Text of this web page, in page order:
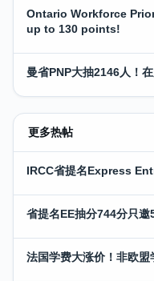
Ontario Workforce
up to 130 points!
曼省PNP大抽2146人！
更多热帖
IRCC省提名Express
省提名EE抽分744分只
法国学费大涨价！非欧